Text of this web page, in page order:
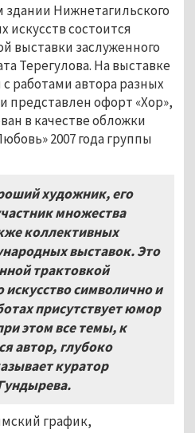
здании Нижнетагильского
искусств состоится
выставки заслуженного
Терегулова. На выставке
работами автора разных
представлен офорт «Хор»,
в качестве обложки
2007 года группы
художник, его
множества
коллективных
выставок. Это
трактовкой
искусство символично и
присутствует юмор
этом все темы, к
автор, глубоко
куратор
график,